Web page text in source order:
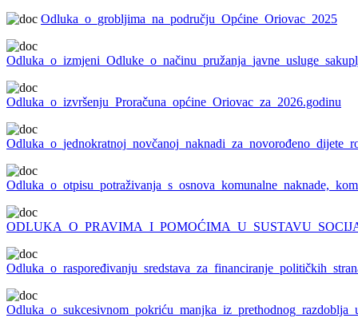
Odluka_o_grobljima_na_području_Općine_Oriovac_2025
Odluka_o_izvršenju_Proračuna_općine_Oriovac_za_2026.godinu